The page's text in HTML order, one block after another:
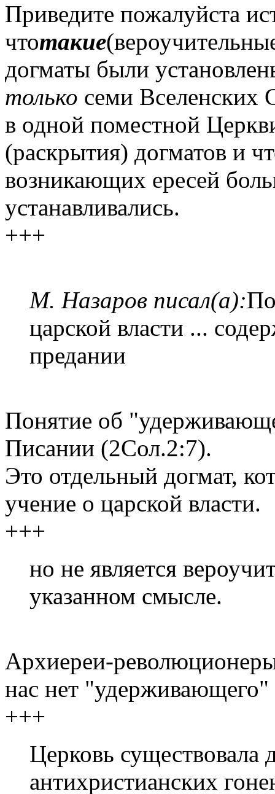
Приведите пожалуйста
чтотакие
догматы были
только семи Вселенских
в одной поместной
(раскрытия) догматов и
возникающих ересей
устанавливались.
+++
М. Назаров писал(а):
царской власти ...
предании
Понятие об
Писании (2Сол.2:7).
Это отдельный догмат,
учение о царской власти.
+++
но не является
указанном смысле.
Архиереи-
нас нет "удерживающего"
+++
Церковь существовала
антихристианских